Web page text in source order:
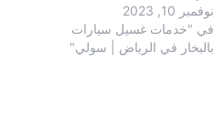
نوفمبر 10, 2023
في "خدمات غسيل سيارات
بالبخار في الرياض | سولي"